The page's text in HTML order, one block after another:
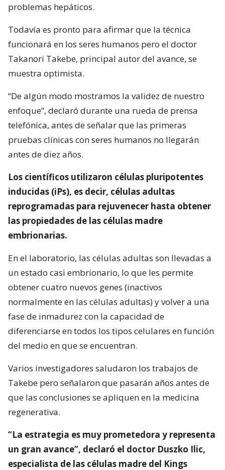
problemas hepáticos.
Todavía es pronto para afirmar que la técnica
funcionará en los seres humanos pero el doctor
Takanori Takebe, principal autor del avance, se
muestra optimista.
“De algún modo mostramos la validez de nuestro
enfoque”, declaró durante una rueda de prensa
telefónica, antes de señalar que las primeras
pruebas clínicas con seres humanos no llegarán
antes de diez años.
Los científicos utilizaron células pluripotentes
inducidas (iPs), es decir, células adultas
reprogramadas para rejuvenecer hasta obtener
las propiedades de las células madre
embrionarias.
En el laboratorio, las células adultas son llevadas a
un estado casi embrionario, lo que les permite
obtener cuatro nuevos genes (inactivos
normalmente en las células adultas) y volver a una
fase de inmadurez con la capacidad de
diferenciarse en todos los tipos celulares en función
del medio en que se encuentran.
Varios investigadores saludaron los trabajos de
Takebe pero señalaron que pasarán años antes de
que las conclusiones se apliquen en la medicina
regenerativa.
“La estrategia es muy prometedora y representa
un gran avance”, declaró el doctor Duszko Ilic,
especialista de las células madre del Kings